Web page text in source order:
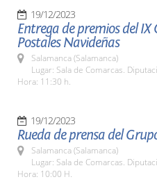
19/12/2023
Entrega de premios del IX
Postales Navideñas
Salamanca (Salamanca)
Lugar: Sala de Comarcas.
Hora: 11:30 h.
19/12/2023
Rueda de prensa del
Salamanca (Salamanca)
Lugar: Sala de Comarcas.
Hora: 10:00 H.